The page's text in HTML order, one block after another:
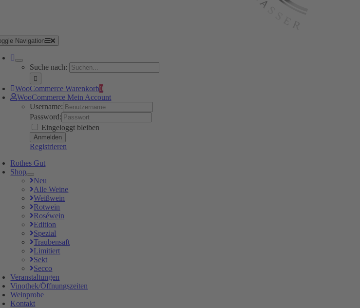
Navigation
Suche nach:
WooCommerce Warenkorb0
WooCommerce Mein Account
Username:
Password:
Eingeloggt bleiben
Registrieren
Rothes Gut
Shop
Neu
Alle Weine
Weißwein
Rotwein
Roséwein
Edition
Spezial
Traubensaft
Limitiert
Sekt
Secco
Veranstaltungen
Vinothek/Öffnungszeiten
Weinprobe
Kontakt